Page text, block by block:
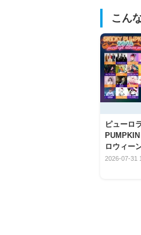
こん
ピューロ
ロウィー
定！
2026-07-31